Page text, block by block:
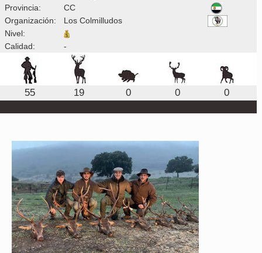
Provincia:
CC
Organización:
Los Colmilludos
Nivel:
Calidad:
-
55 19 0 0 0